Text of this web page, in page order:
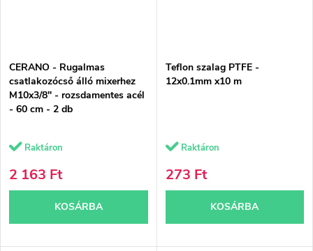
CERANO - Rugalmas
csatlakozócső álló mixerhez
M10x3/8" - rozsdamentes acél
- 60 cm - 2 db
Raktáron
2 163 Ft
KOSÁRBA
Teflon szalag PTFE -
12x0.1mm x10 m
Raktáron
273 Ft
KOSÁRBA